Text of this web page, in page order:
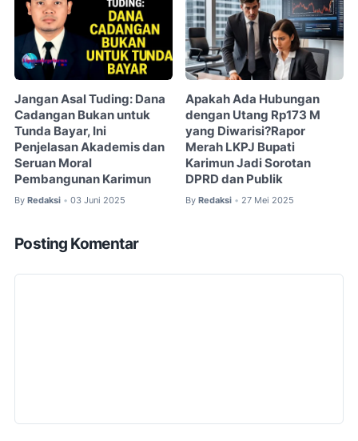
Jangan Asal Tuding: Dana
Cadangan Bukan untuk
Tunda Bayar, Ini
Penjelasan Akademis dan
Seruan Moral
Pembangunan Karimun
By Redaksi • 03 Juni 2025
Apakah Ada Hubungan
dengan Utang Rp173 M
yang Diwarisi?Rapor
Merah LKPJ Bupati
Karimun Jadi Sorotan
DPRD dan Publik
By Redaksi • 27 Mei 2025
Posting Komentar